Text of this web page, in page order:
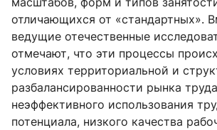
отличающихся от «стандартных».
ведущие отечественные
отмечают, что эти процессы
условиях территориальной и
разбалансированности рынка
неэффективного использования
потенциала, низкого качества